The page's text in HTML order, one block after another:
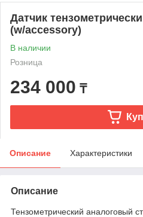
Датчик
(w/accessory)
В наличии
Розница
234 000 ₸
Описание Характеристики
Описание
Тензометрический аналоговый